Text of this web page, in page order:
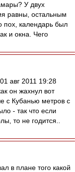
У двух
равны, остальным
пох, календарь был
и окна. Чего
авг 2011 19:28
он жахнул вот
с Кубанью метров с
- так что если
то не годится..
в плане того какой